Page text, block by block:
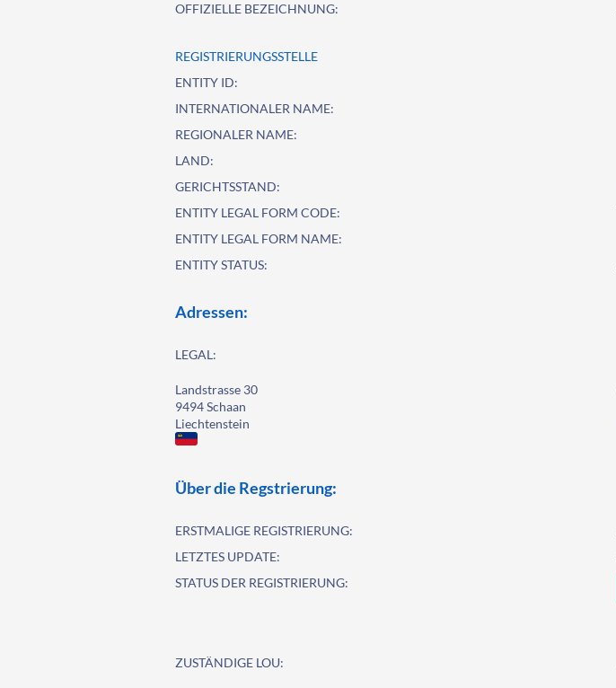
OFFIZIELLE BEZEICHNUNG:
REGISTRIERUNGSSTELLE
ENTITY ID:
INTERNATIONALER NAME:
REGIONALER NAME:
LAND:
GERICHTSSTAND:
ENTITY LEGAL FORM CODE:
ENTITY LEGAL FORM NAME:
ENTITY STATUS:
Adressen:
LEGAL:
Landstrasse 30
9494 Schaan
Liechtenstein
Über die Regstrierung:
ERSTMALIGE REGISTRIERUNG:
LETZTES UPDATE:
STATUS DER REGISTRIERUNG:
ZUSTÄNDIGE LOU: